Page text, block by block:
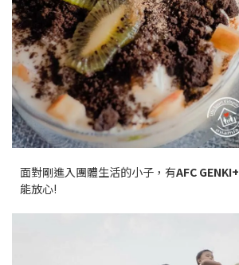
面對剛進入團體生活的小子，有AFC GENKI+
能放心!